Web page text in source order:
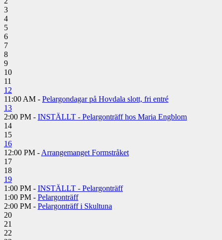
3
4
5
6
7
8
9
10
11
12
11:00 AM - Pelargondagar på Hovdala slott, fri entré
13
2:00 PM - INSTÄLLT - Pelargonträff hos Maria Engblom
14
15
16
12:00 PM - Arrangemanget Formstråket
17
18
19
1:00 PM - INSTÄLLT - Pelargonträff
1:00 PM - Pelargonträff
2:00 PM - Pelargonträff i Skultuna
20
21
22